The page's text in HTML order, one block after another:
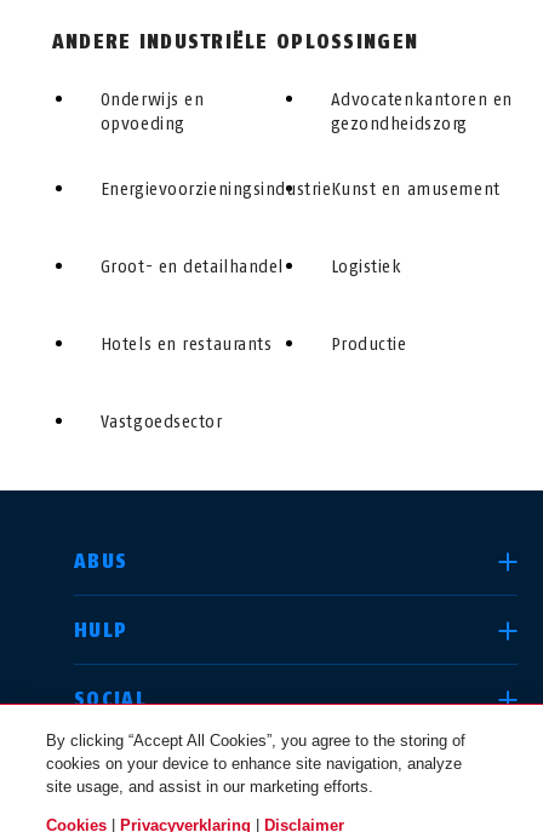
ANDERE INDUSTRIËLE OPLOSSINGEN
Onderwijs en
opvoeding
Energievoorzieningsindustrie
Groot- en detailhandel
Hotels en restaurants
Vastgoedsector
Advocatenkantoren en
gezondheidszorg
Kunst en amusement
Logistiek
Productie
ABUS
HULP
SOCIAL
JURIDISCHE KWESTIES
LAND SELECTEREN
Deutschland
By clicking “Accept All Cookies”, you agree to the storing of
cookies on your device to enhance site navigation, analyze
site usage, and assist in our marketing efforts.
Cookies Privacyverklaring Disclaimer